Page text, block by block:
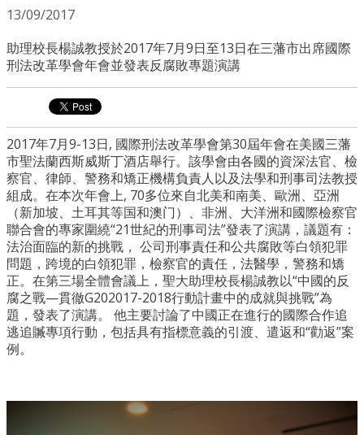
13/09/2017
助理校長楊誠教授於2017年7月9日至13日在三藩市出席國際
刑法改革學會年會並發表反腐敗專題演講
2017年7月9-13日, 國際刑法改革學會第30屆年會在美國三藩
市聖法蘭西斯威斯丁酒店舉行。該學會由各國的資深法官、檢
察官、律師、警務和矯正機構負責人以及法學和刑事司法教授
組成。在本次年會上, 70多位來自北美和南美、歐洲、亞洲
（新加坡、土耳其等国和澳门）、非洲、大洋洲和國際檢察官
聯合會的專家圍繞“21世紀的刑事司法”發表了演講，議題有：
法治面臨的新的挑戰， 公司刑事責任和公共腐敗等白領犯罪
問題，跨境的白領犯罪，檢察官的責任，法醫學，警務和矯
正。在第三場全體會議上，聖大助理校長楊誠教以“中國的反
腐之戰—貫徹G202017-2018行動計畫中的成就與挑戰”為
題，發表了演講。 他主要討論了中國正在進行的國際合作追
逃追贓專項行動，包括具有指標意義的引渡、遣返和“勸返”案
例。